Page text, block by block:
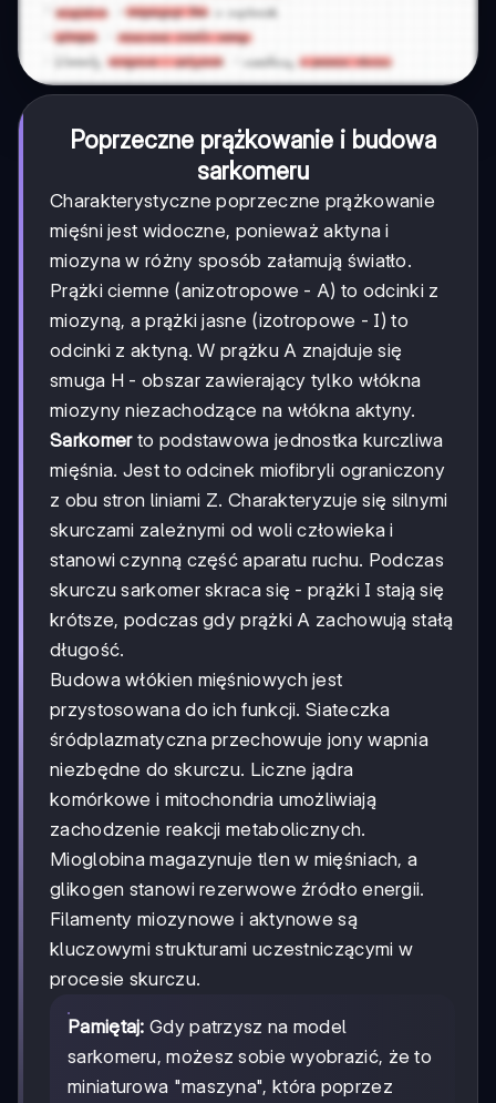
Poprzeczne prążkowanie i budowa
sarkomeru
Charakterystyczne poprzeczne prążkowanie
mięśni jest widoczne, ponieważ aktyna i
miozyna w różny sposób załamują światło.
Prążki ciemne (anizotropowe - A) to odcinki z
miozyną, a prążki jasne (izotropowe - I) to
odcinki z aktyną. W prążku A znajduje się
smuga H - obszar zawierający tylko włókna
miozyny niezachodzące na włókna aktyny.
Sarkomerto podstawowa jednostka kurczliwa
mięśnia. Jest to odcinek miofibryli ograniczony
z obu stron liniami Z. Charakteryzuje się silnymi
skurczami zależnymi od woli człowieka i
stanowi czynną część aparatu ruchu. Podczas
skurczu sarkomer skraca się - prążki I stają się
krótsze, podczas gdy prążki A zachowują stałą
długość.
Budowa włókien mięśniowych jest
przystosowana do ich funkcji. Siateczka
śródplazmatyczna przechowuje jony wapnia
niezbędne do skurczu. Liczne jądra
komórkowe i mitochondria umożliwiają
zachodzenie reakcji metabolicznych.
Mioglobina magazynuje tlen w mięśniach, a
glikogen stanowi rezerwowe źródło energii.
Filamenty miozynowe i aktynowe są
kluczowymi strukturami uczestniczącymi w
procesie skurczu.
Pamiętaj: Gdy patrzysz na model
sarkomeru, możesz sobie wyobrazić, że to
miniaturowa "maszyna", która poprzez